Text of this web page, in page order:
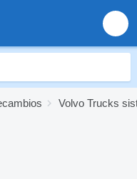
Volvo Trucks